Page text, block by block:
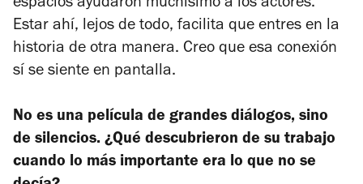
espacios ayudaron muchísimo a los actores.
Estar ahí, lejos de todo, facilita que entres en la
historia de otra manera. Creo que esa conexión
sí se siente en pantalla.
No es una película de grandes diálogos, sino
de silencios. ¿Qué descubrieron de su trabajo
cuando lo más importante era lo que no se